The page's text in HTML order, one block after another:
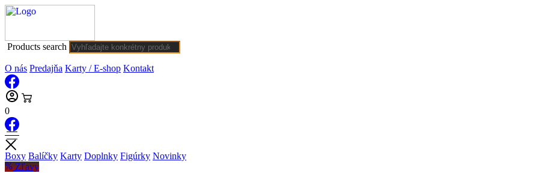
Products search
O nás Predajňa Karty / E-shop Kontakt
0
Boxy Balíčky Karty Doplnky Figúrky Novinky
Zľavy